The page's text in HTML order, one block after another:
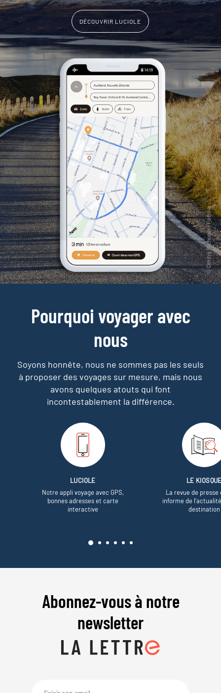
DÉCOUVRIR LUCIOLE
Pourquoi voyager avec
nous
Soyons honnête, nous ne sommes pas les seuls
à proposer des voyages sur mesure, mais nous
avons quelques atouts qui font
incontestablement la différence.
LUCIOLE
Notre appli voyage avec GPS,
bonnes adresses et carte
interactive
LE
La revue de presse
informe de
destination
Abonnez-vous à notre
newsletter